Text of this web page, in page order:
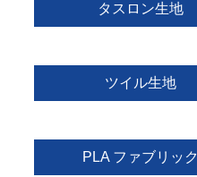
タスロン生地
ツイル生地
PLA ファブリック